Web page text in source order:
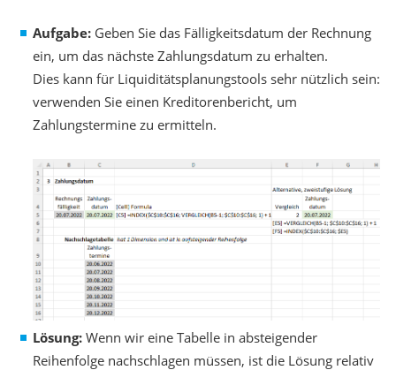
Aufgabe: Geben Sie das Fälligkeitsdatum der Rechnung
ein, um das nächste Zahlungsdatum zu erhalten.
Dies kann für Liquiditätsplanungstools sehr nützlich sein:
verwenden Sie einen Kreditorenbericht, um
Zahlungstermine zu ermitteln.
Lösung: Wenn wir eine Tabelle in absteigender
Reihenfolge nachschlagen müssen, ist die Lösung relativ